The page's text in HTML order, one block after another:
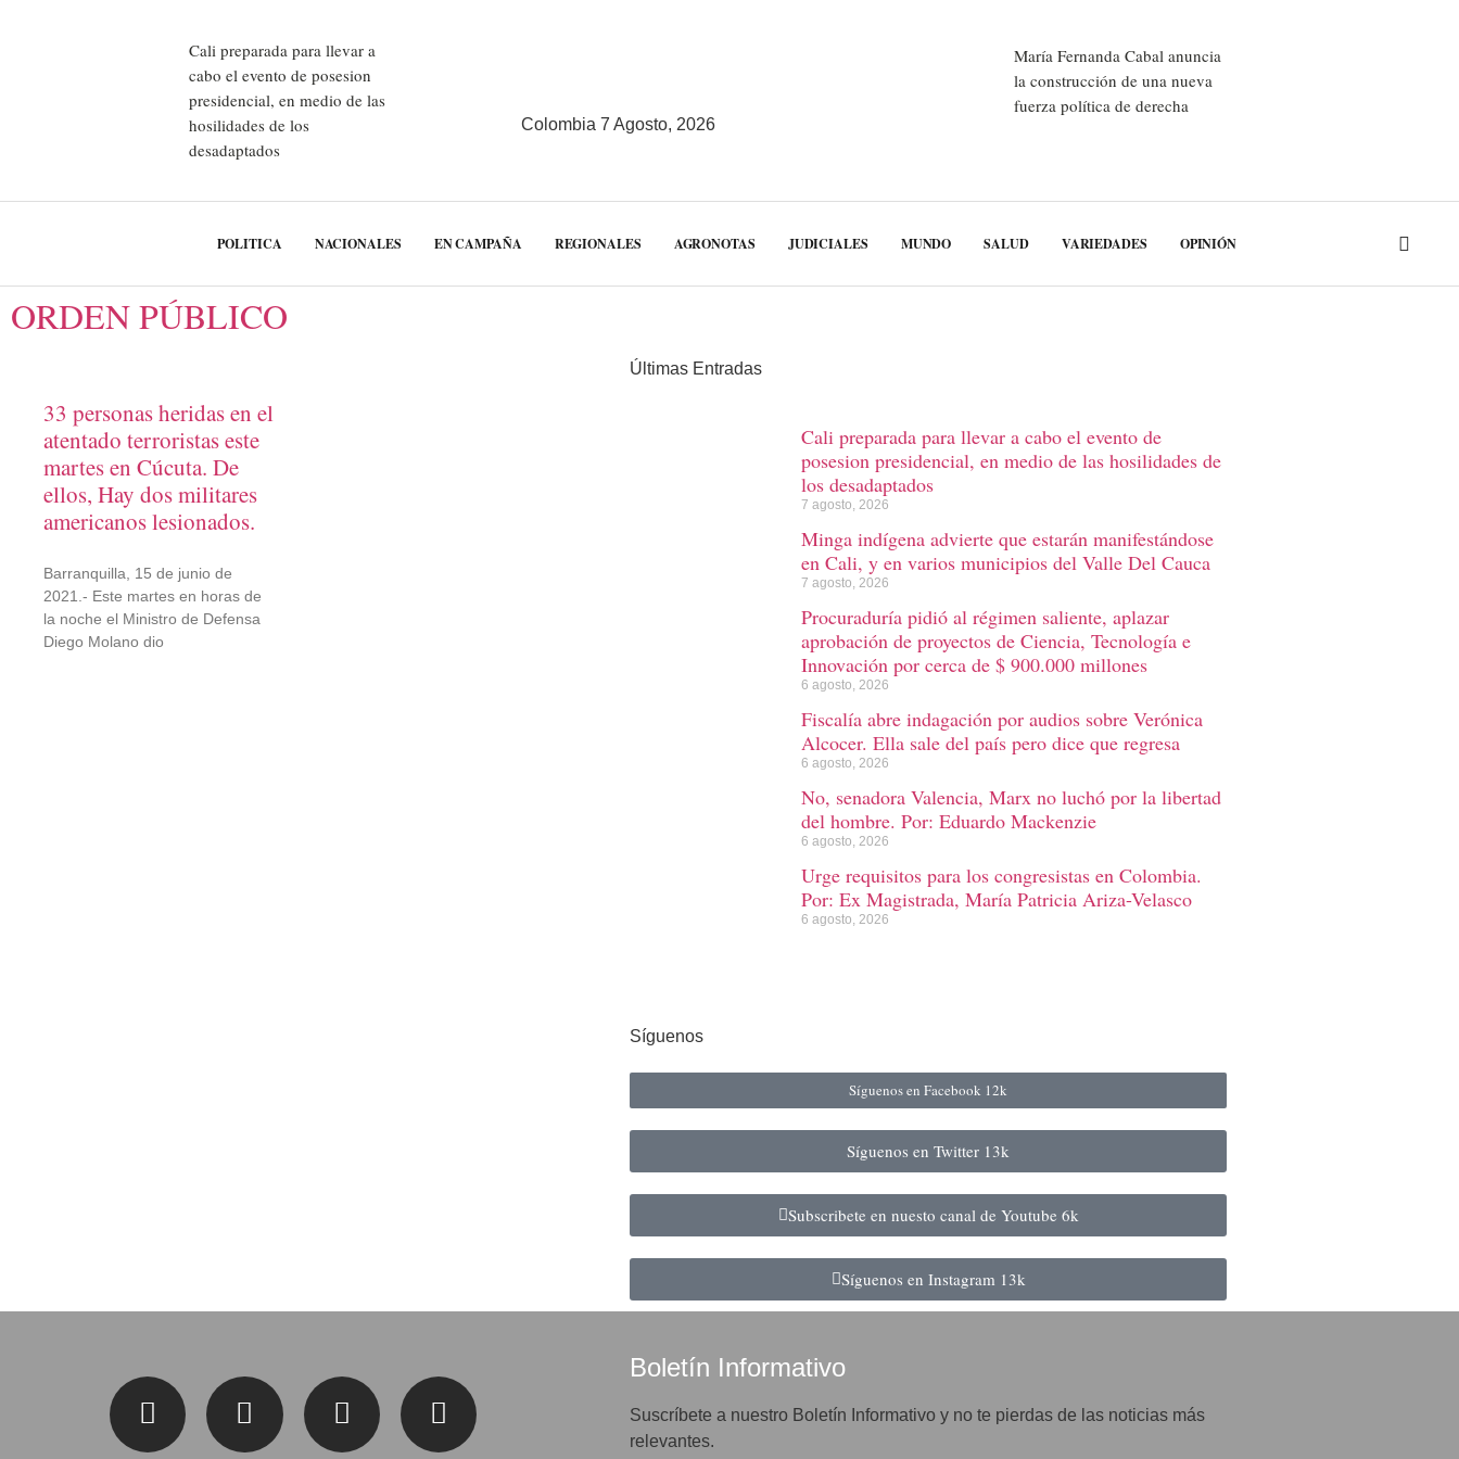
Cali preparada para llevar a
cabo el evento de posesion
presidencial, en medio de las
hosilidades de los
desadaptados
Colombia 7 Agosto, 2026
María Fernanda Cabal anuncia
la construcción de una nueva
fuerza política de derecha
POLITICA NACIONALES EN CAMPAÑA REGIONALES AGRONOTAS JUDICIALES MUNDO SALUD VARIEDADES OPINIÓN
ORDEN PÚBLICO
33 personas heridas en el
atentado terroristas este
martes en Cúcuta. De
ellos, Hay dos militares
americanos lesionados.
Barranquilla, 15 de junio de
2021.- Este martes en horas de
la noche el Ministro de Defensa
Diego Molano dio
Últimas Entradas
Cali preparada para llevar a cabo el evento de
posesion presidencial, en medio de las hosilidades de
los desadaptados
7 agosto, 2026
Minga indígena advierte que estarán manifestándose
en Cali, y en varios municipios del Valle Del Cauca
7 agosto, 2026
Procuraduría pidió al régimen saliente, aplazar
aprobación de proyectos de Ciencia, Tecnología e
Innovación por cerca de $ 900.000 millones
6 agosto, 2026
Fiscalía abre indagación por audios sobre Verónica
Alcocer. Ella sale del país pero dice que regresa
6 agosto, 2026
No, senadora Valencia, Marx no luchó por la libertad
del hombre. Por: Eduardo Mackenzie
6 agosto, 2026
Urge requisitos para los congresistas en Colombia.
Por: Ex Magistrada, María Patricia Ariza-Velasco
6 agosto, 2026
Síguenos
Síguenos en Facebook 12k
Síguenos en Twitter 13k
Subscribete en nuesto canal de Youtube 6k
Síguenos en Instagram 13k
Boletín Informativo
Suscríbete a nuestro Boletín Informativo y no te pierdas de las noticias más
relevantes.